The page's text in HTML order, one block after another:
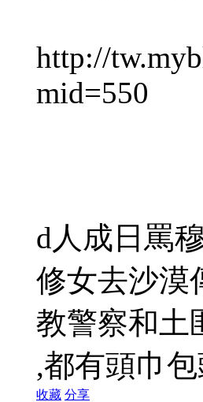
http://
mid=550
d人成日罵
修女去沙漠
教警察和土
,都有頭巾
收藏 分享